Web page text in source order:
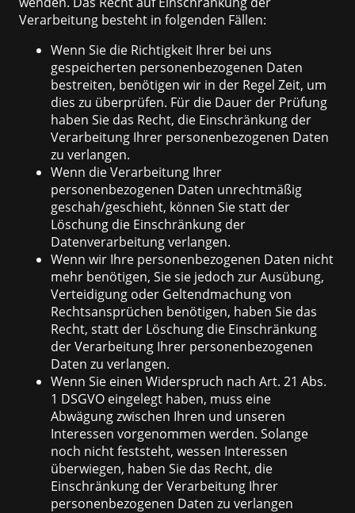
Verarbeitung besteht in folgenden Fällen:
Wenn Sie die Richtigkeit Ihrer bei uns
gespeicherten personenbezogenen Daten
bestreiten, benötigen wir in der Regel Zeit, um
dies zu überprüfen. Für die Dauer der Prüfung
haben Sie das Recht, die Einschränkung der
Verarbeitung Ihrer personenbezogenen Daten
zu verlangen.
Wenn die Verarbeitung Ihrer
personenbezogenen Daten unrechtmäßig
geschah/geschieht, können Sie statt der
Löschung die Einschränkung der
Datenverarbeitung verlangen.
Wenn wir Ihre personenbezogenen Daten nicht
mehr benötigen, Sie sie jedoch zur Ausübung,
Verteidigung oder Geltendmachung von
Rechtsansprüchen benötigen, haben Sie das
Recht, statt der Löschung die Einschränkung
der Verarbeitung Ihrer personenbezogenen
Daten zu verlangen.
Wenn Sie einen Widerspruch nach Art. 21 Abs.
1 DSGVO eingelegt haben, muss eine
Abwägung zwischen Ihren und unseren
Interessen vorgenommen werden. Solange
noch nicht feststeht, wessen Interessen
überwiegen, haben Sie das Recht, die
Einschränkung der Verarbeitung Ihrer
personenbezogenen Daten zu verlangen